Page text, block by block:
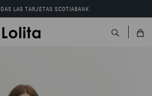
LAS TARJETAS SCOTIABANK